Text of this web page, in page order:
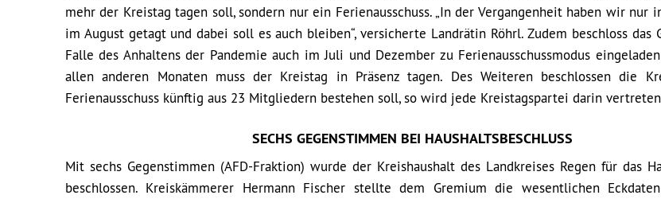
mehr der Kreistag tagen soll, sondern nur ein Ferienausschuss. „In der Vergangenheit haben wir nur
im August getagt und dabei soll es auch bleiben“, versicherte Landrätin Röhrl. Zudem beschloss das
Falle des Anhaltens der Pandemie auch im Juli und Dezember zu Ferienausschussmodus
allen anderen Monaten muss der Kreistag in Präsenz tagen. Des Weiteren beschlossen die
Ferienausschuss künftig aus 23 Mitgliedern bestehen soll, so wird jede Kreistagspartei darin
SECHS GEGENSTIMMEN BEI HAUSHALTSBESCHLUSS
Mit sechs Gegenstimmen (AFD-Fraktion) wurde der Kreishaushalt des Landkreises Regen für das
beschlossen. Kreiskämmerer Hermann Fischer stellte dem Gremium die wesentlichen